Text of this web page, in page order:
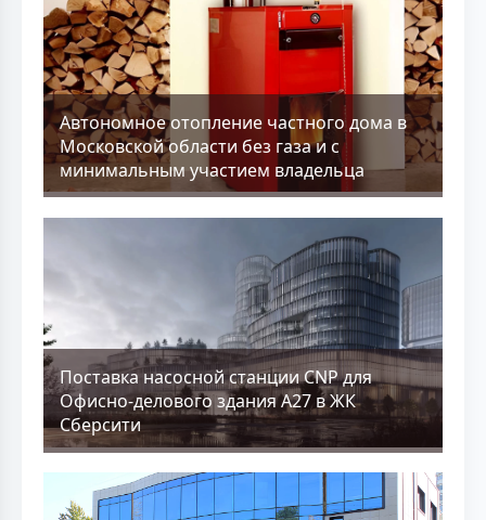
Aвтономное отопление частного дома в
Московской области без газа и с
минимальным участием владельца
Поставка насосной станции CNP для
Офисно-делового здания А27 в ЖК
Сберсити